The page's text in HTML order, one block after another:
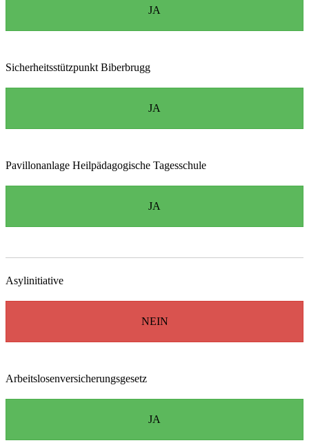
JA
Sicherheitsstützpunkt Biberbrugg
JA
Pavillonanlage Heilpädagogische Tagesschule
JA
Asylinitiative
NEIN
Arbeitslosenversicherungsgesetz
JA